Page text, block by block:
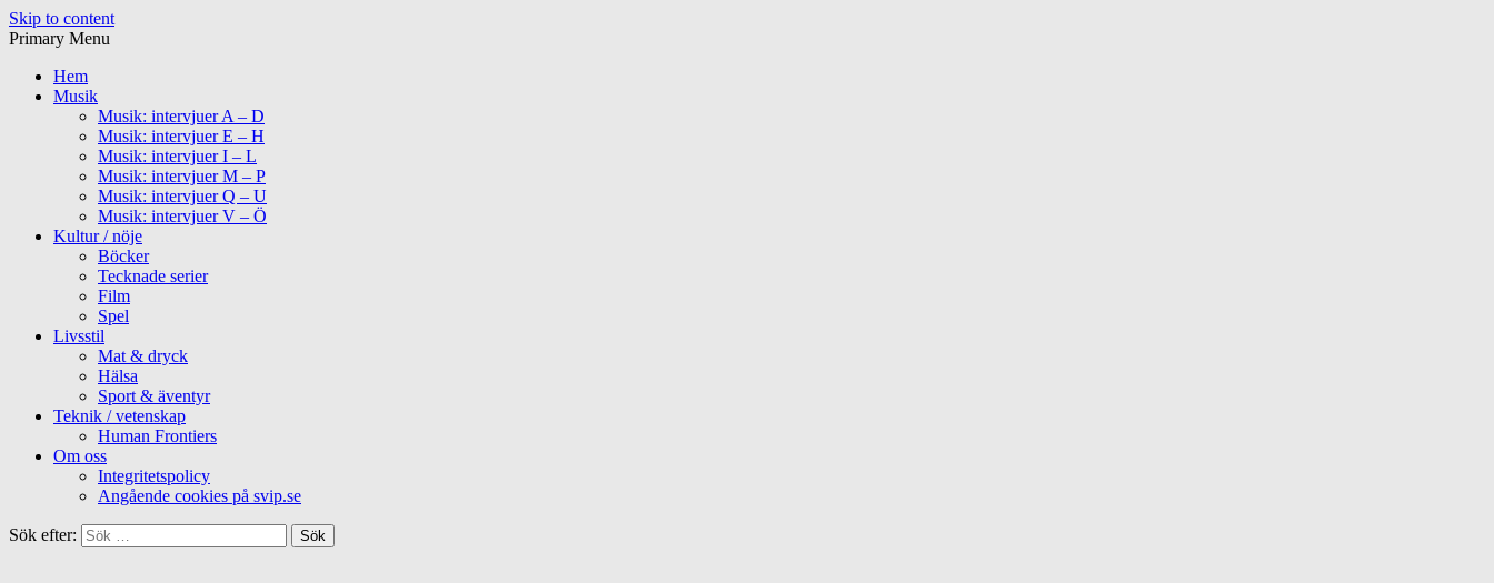
Skip to content
Primary Menu
Hem
Musik
Musik: intervjuer A – D
Musik: intervjuer E – H
Musik: intervjuer I – L
Musik: intervjuer M – P
Musik: intervjuer Q – U
Musik: intervjuer V – Ö
Kultur / nöje
Böcker
Tecknade serier
Film
Spel
Livsstil
Mat & dryck
Hälsa
Sport & äventyr
Teknik / vetenskap
Human Frontiers
Om oss
Integritetspolicy
Angående cookies på svip.se
Sök efter: